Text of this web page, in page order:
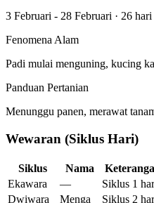
3 Februari - 28 Februari · 26 hari
Fenomena Alam
Padi mulai menguning, kucing
Panduan Pertanian
Menunggu panen, merawat
Wewaran (Siklus Hari)
Siklus Nama
Ekawara
—
Siklus 1
Dwiwara
Menga
Siklus 2